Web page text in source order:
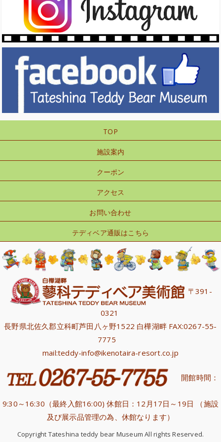
TOP
施設案内
クーポン
アクセス
お問い合わせ
テディベア通販はこちら
〒391-
0321
長野県北佐久郡立科町芦田八ヶ野1522 白樺湖畔 FAX:0267-55-
7775
mail:teddy-info@ikenotaira-resort.co.jp
開館時間：
9:30～16:30（最終入館16:00) 休館日：12月17日～19日 （施設
及び展示品管理の為、休館なります）
Copyright Tateshina teddy bear Museum All rights Reserved.